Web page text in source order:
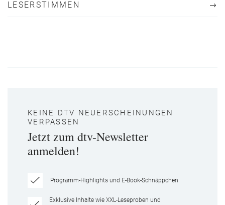
LESERSTIMMEN
KEINE DTV NEUERSCHEINUNGEN
VERPASSEN
Jetzt zum dtv-Newsletter
anmelden!
Programm-Highlights und E-Book-Schnäppchen
Exklusive Inhalte wie XXL-Leseproben und